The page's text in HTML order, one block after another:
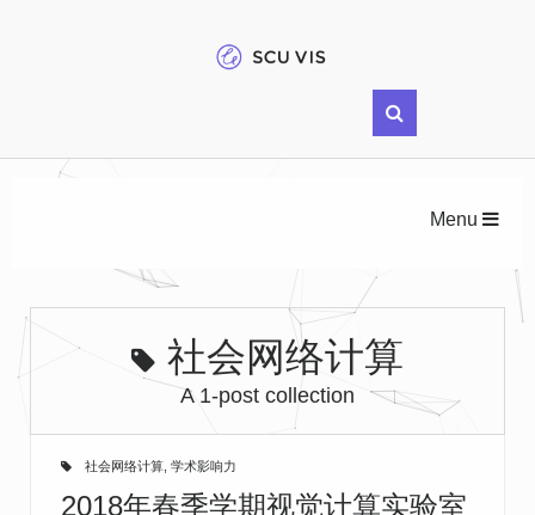
Menu
社会网络计算
A 1-post collection
社会网络计算 学术影响力
2018年春季学期视觉计算实验室